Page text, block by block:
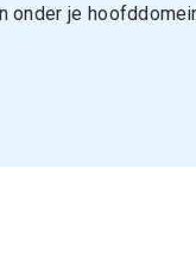
onder je